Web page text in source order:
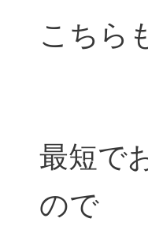
こちら
最短で
ので